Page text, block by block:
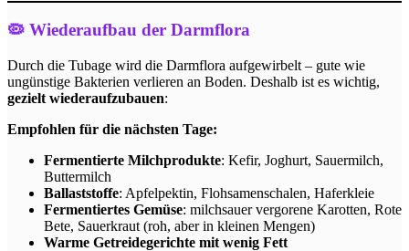
🦠 Wiederaufbau der Darmflora
Durch die Tubage wird die Darmflora aufgewirbelt – gute wie
ungünstige Bakterien verlieren an Boden. Deshalb ist es wichtig,
gezielt wiederaufzubauen:
Empfohlen für die nächsten Tage:
Fermentierte Milchprodukte: Kefir, Joghurt, Sauermilch,
Buttermilch
Ballaststoffe: Apfelpektin, Flohsamenschalen, Haferkleie
Fermentiertes Gemüse: milchsauer vergorene Karotten, Rote
Bete, Sauerkraut (roh, aber in kleinen Mengen)
Warme Getreidegerichte mit wenig Fett